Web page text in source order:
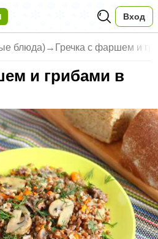
Вход
блюда)→ Гречка с фаршем и
и грибами в